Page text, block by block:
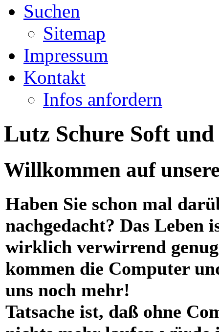
Suchen
Sitemap
Impressum
Kontakt
Infos anfordern
Lutz Schure Soft
Willkommen auf
Haben Sie schon mal
nachgedacht? Das Leben
wirklich verwirrend
kommen die Computer
uns noch mehr!
Tatsache ist, daß ohne